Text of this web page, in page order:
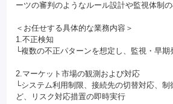
ーツの審判のようなルール設計や監視体制の
＜お任せする具体的な業務内容＞
1.不正検知
└複数の不正パターンを想定し、監視・早期
2.マーケット市場の観測および対応
└システム利用制限、接続先の切替対応、制
ど、リスク対応措置の即時実行